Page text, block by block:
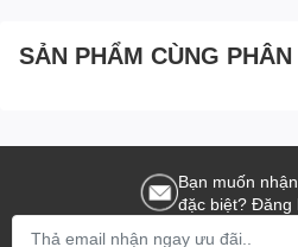
SẢN PHẨM CÙNG
Bạn muốn
đặc biệt? Đăng